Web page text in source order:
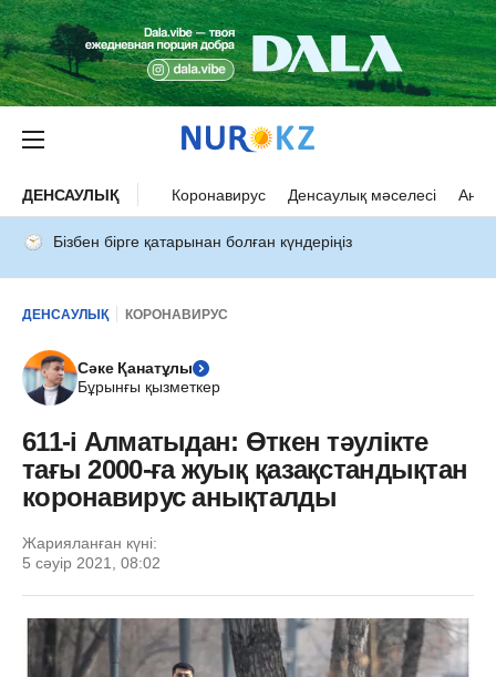
ДЕНСАУЛЫҚ Коронавирус Денсаулық мәселесі Ана
Бізбен бірге қатарынан болған күндеріңіз
ДЕНСАУЛЫҚ КОРОНАВИРУС
Сәке Қанатұлы
Бұрынғы қызметкер
611-і Алматыдан: Өткен тәулікте
тағы 2000-ға жуық қазақстандықтан
коронавирус анықталды
Жарияланған күні:
5 сәуір 2021, 08:02